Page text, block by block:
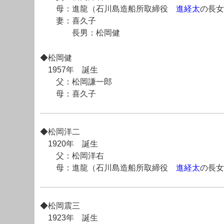
母：進龍（石川島造船所取締役 進経太の長
妻：喜久子
長男：松岡健
◆松岡健
1957年 誕生
父：松岡謙一郎
母：喜久子
◆松岡洋二
1920年 誕生
父：松岡洋右
母：進龍（石川島造船所取締役 進経太の長
◆松岡震三
1923年 誕生